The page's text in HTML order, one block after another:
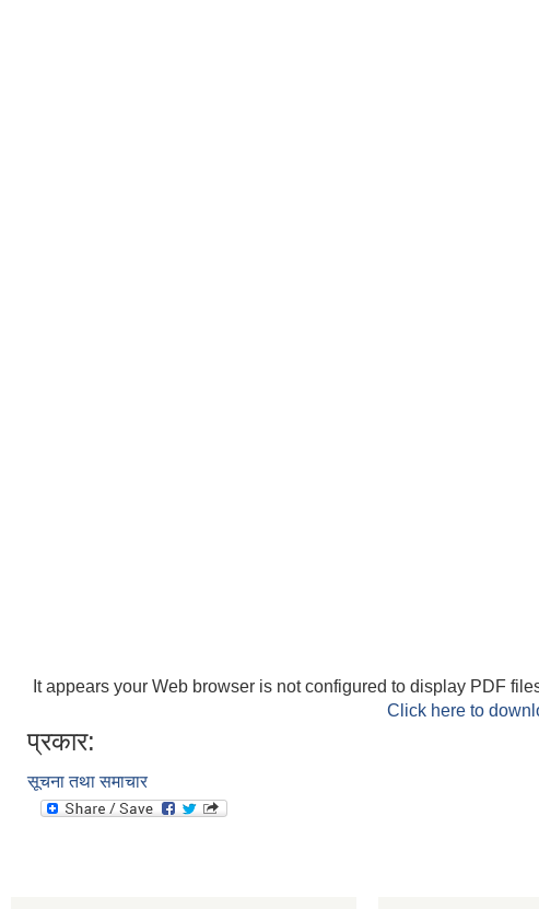
It appears your Web browser is not configured to display PDF
Click here to
प्रकार:
सूचना तथा समाचार